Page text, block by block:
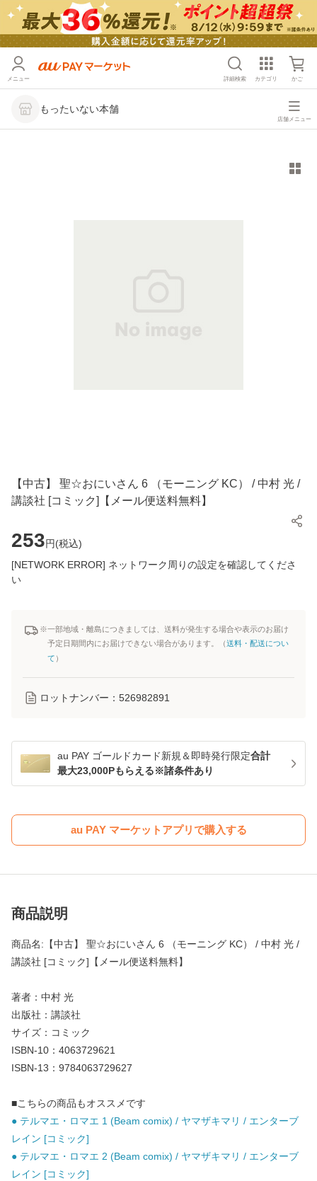
メニュー 詳細検索 カテゴリ かご
もったいない本舗
店舗メニュー
【中古】 聖☆おにいさん 6 （モーニング KC） / 中村 光 /
講談社 [コミック]【メール便送料無料】
253円(税込)
[NETWORK ERROR] ネットワーク周りの設定を確認してくださ
い
※一部地域・離島につきましては、送料が発生する場合や表示のお届け
予定日期間内にお届けできない場合があります。（送料・配送につい
て ）
ロットナンバー： 526982891
au PAY ゴールドカード新規＆即時発行限定合計
最大23,000Pもらえる※諸条件あり
au PAY マーケットアプリで購入する
商品説明
商品名:【中古】 聖☆おにいさん 6 （モーニング KC） / 中村 光 /
講談社 [コミック]【メール便送料無料】
著者：中村 光
出版社：講談社
サイズ：コミック
ISBN-10：4063729621
ISBN-13：9784063729627
■こちらの商品もオススメです
● テルマエ・ロマエ 1 (Beam comix) / ヤマザキマリ / エンターブ
レイン [コミック]
● テルマエ・ロマエ 2 (Beam comix) / ヤマザキマリ / エンターブ
レイン [コミック]